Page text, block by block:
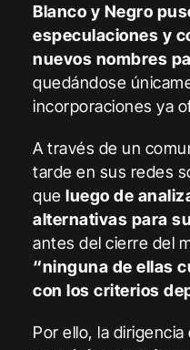
Blanco y Negro
especulaciones y
nuevos nombres
quedándose
incorporaciones ya
A través de un
tarde en sus redes
queluego de
alternativas para
antes del cierre del
“ninguna de ellas
con los criterios
Por ello, la